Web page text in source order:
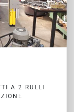
A 2 RULLI